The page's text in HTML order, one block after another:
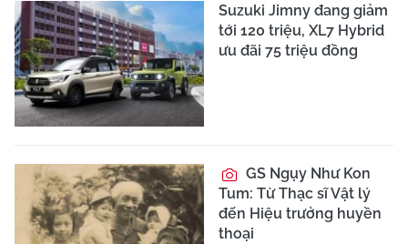
Suzuki Jimny đang giảm
tới 120 triệu, XL7 Hybrid
ưu đãi 75 triệu đồng
GS Ngụy Như Kon
Tum: Từ Thạc sĩ Vật lý
đến Hiệu trưởng huyền
thoại